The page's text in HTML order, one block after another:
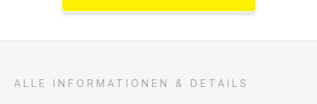
ALLE INFORMATIONEN & DETAILS